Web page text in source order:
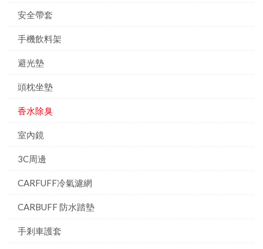
安全帶套
手機飲料架
避光墊
頭枕坐墊
香水除臭
室內鏡
3C周邊
CARFUFF冷氣濾網
CARBUFF 防水踏墊
手剎車護套